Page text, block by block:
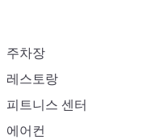
주차장
레스토랑
피트니스 센터
에어컨